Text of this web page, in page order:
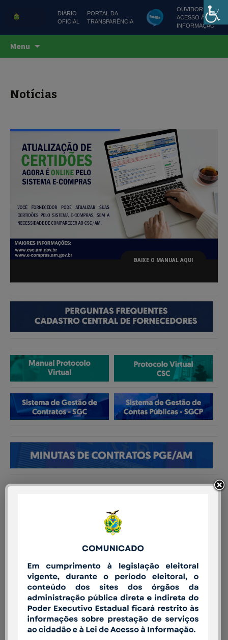
DIÁRIO
OFICIAL
PORTAL DA
TRANSPARÊNCIA
OUVIDORIA
ACESSO À
INFORMAÇÃO
CSC AMAZONAS
Centro de Serviços Compartilhados
Menu
Notícias
BAIXE O MANUAL AQUI